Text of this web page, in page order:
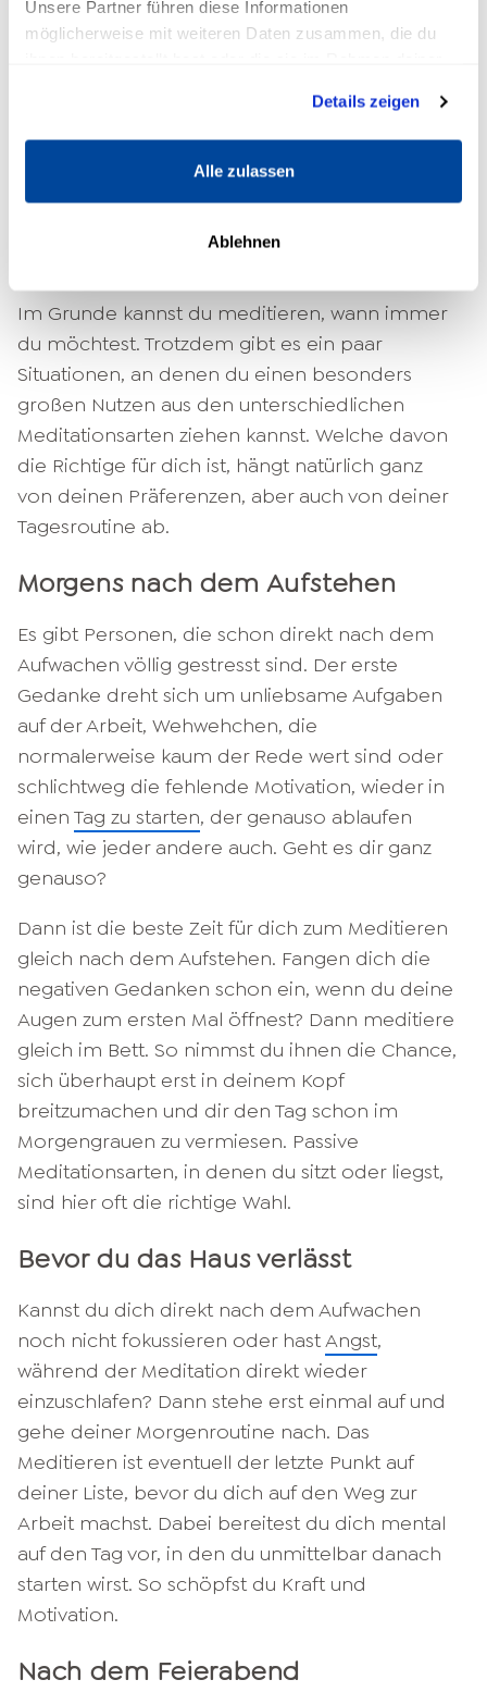
Unsere Partner führen diese Informationen
möglicherweise mit weiteren Daten zusammen, die du
Details zeigen
Alle zulassen
Ablehnen
Wahrscheinlichkeit, dass es dazu kommt,
deutlich senken. Grund dafür ist schlichtweg die
wenn du es schaffst, dich voll und ganz darauf
einzulassen.
Im Grunde kannst du meditieren, wann immer
du möchtest. Trotzdem gibt es ein paar
Situationen, an denen du einen besonders
großen Nutzen aus den unterschiedlichen
Meditationsarten ziehen kannst. Welche davon
die Richtige für dich ist, hängt natürlich ganz
von deinen Präferenzen, aber auch von deiner
Tagesroutine ab.
Morgens nach dem Aufstehen
Es gibt Personen, die schon direkt nach dem
Aufwachen völlig gestresst sind. Der erste
Gedanke dreht sich um unliebsame Aufgaben
auf der Arbeit, Wehwehchen, die
normalerweise kaum der Rede wert sind oder
schlichtweg die fehlende Motivation, wieder in
einen Tag zu starten, der genauso ablaufen
wird, wie jeder andere auch. Geht es dir ganz
genauso?
Dann ist die beste Zeit für dich zum Meditieren
gleich nach dem Aufstehen. Fangen dich die
negativen Gedanken schon ein, wenn du deine
Augen zum ersten Mal öffnest? Dann meditiere
gleich im Bett. So nimmst du ihnen die Chance,
sich überhaupt erst in deinem Kopf
breitzumachen und dir den Tag schon im
Morgengrauen zu vermiesen. Passive
Meditationsarten, in denen du sitzt oder liegst,
sind hier oft die richtige Wahl.
Bevor du das Haus verlässt
Kannst du dich direkt nach dem Aufwachen
noch nicht fokussieren oder hastAngst,
während der Meditation direkt wieder
einzuschlafen? Dann stehe erst einmal auf und
gehe deiner Morgenroutine nach. Das
Meditieren ist eventuell der letzte Punkt auf
deiner Liste, bevor du dich auf den Weg zur
Arbeit machst. Dabei bereitest du dich mental
auf den Tag vor, in den du unmittelbar danach
starten wirst. So schöpfst du Kraft und
Motivation.
Nach dem Feierabend